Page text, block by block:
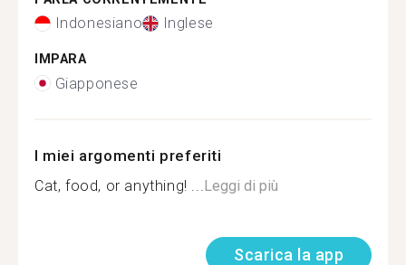
Indonesiano Inglese
IMPARA
Giapponese
I miei argomenti preferiti
Cat, food, or anything! ... Leggi di più
Scarica la app